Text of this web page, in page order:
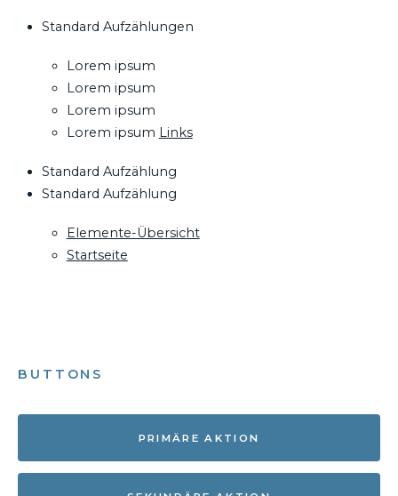
Standard Aufzählungen
Lorem ipsum
Lorem ipsum
Lorem ipsum
Lorem ipsum Links
Standard Aufzählung
Standard Aufzählung
Elemente-Übersicht
Startseite
BUTTONS
PRIMÄRE AKTION